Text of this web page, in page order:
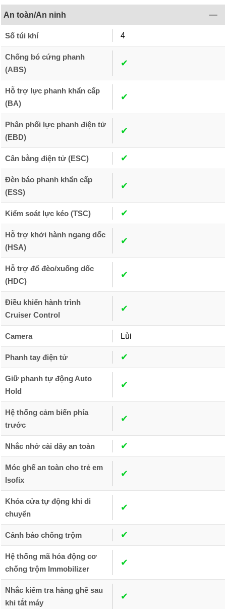
An toàn/An ninh
Số túi khí 4
Chống bó cứng phanh
(ABS)
✔︎
Hỗ trợ lực phanh khẩn cấp
(BA)
✔︎
Phân phối lực phanh điện tử
(EBD)
✔︎
Cân bằng điện tử (ESC) ✔︎
Đèn báo phanh khẩn cấp
(ESS)
✔︎
Kiểm soát lực kéo (TSC) ✔︎
Hỗ trợ khởi hành ngang dốc
(HSA)
✔︎
Hỗ trợ đổ đèo/xuống dốc
(HDC)
✔︎
Điều khiển hành trình
Cruiser Control
✔︎
Camera Lùi
Phanh tay điện tử ✔︎
Giữ phanh tự động Auto
Hold
✔︎
Hệ thống cảm biến phía
trước
✔︎
Nhắc nhở cài dây an toàn ✔︎
Móc ghế an toàn cho trẻ em
Isofix
✔︎
Khóa cửa tự động khi di
chuyển
✔︎
Cảnh báo chống trộm ✔︎
Hệ thống mã hóa động cơ
chống trộm Immobilizer
✔︎
Nhắc kiểm tra hàng ghế sau
khi tắt máy
✔︎